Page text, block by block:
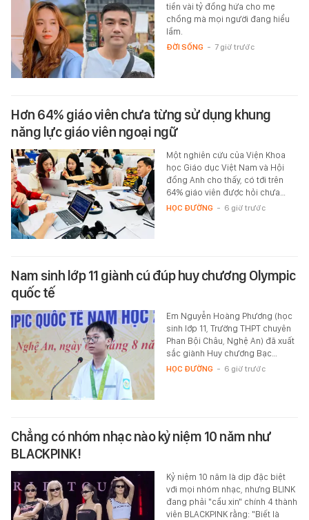
tiền vài tỷ đồng hứa cho mẹ
chồng mà mọi người đang hiểu
lầm.
ĐỜI SỐNG - 7 giờ trước
Hơn 64% giáo viên chưa từng sử dụng khung
năng lực giáo viên ngoại ngữ
Một nghiên cứu của Viện Khoa
học Giáo dục Việt Nam và Hội
đồng Anh cho thấy, có tới trên
64% giáo viên được hỏi chưa…
HỌC ĐƯỜNG - 6 giờ trước
Nam sinh lớp 11 giành cú đúp huy chương Olympic
quốc tế
Em Nguyễn Hoàng Phương (học
sinh lớp 11, Trường THPT chuyên
Phan Bội Châu, Nghệ An) đã xuất
sắc giành Huy chương Bạc…
HỌC ĐƯỜNG - 6 giờ trước
Chẳng có nhóm nhạc nào kỷ niệm 10 năm như
BLACKPINK!
Kỷ niệm 10 năm là dịp đặc biệt
với mọi nhóm nhạc, nhưng BLINK
đang phải "cầu xin" chính 4 thành
viên BLACKPINK rằng: "Biết là